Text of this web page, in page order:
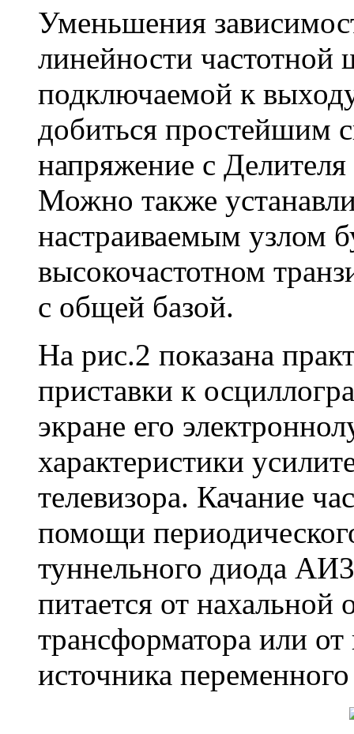
Уменьшения
линейности частотной
подключаемой к
добиться простейшим
напряжение с
Можно также
настраиваемым узлом
высокочастотном
с общей базой.
На рис.2 показана
приставки к
экране его
характеристики
телевизора. Качание
помощи
туннельного диода
питается от нахальной
трансформатора или от
источника